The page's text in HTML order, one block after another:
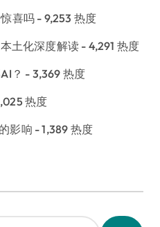
喜吗 - 9,253 热度
土化深度解读 - 4,291 热度
？ - 3,369 热度
热度
影响 - 1,389 热度